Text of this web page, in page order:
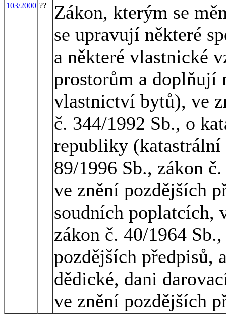
103/2000 ??
Zákon, kterým se
se upravují některé
a některé vlastnické
prostorům a doplňují
vlastnictví bytů), ve
č. 344/1992 Sb., o
republiky (katastrální
89/1996 Sb., zákon
ve znění pozdějších
soudních poplatcích,
zákon č. 40/1964
pozdějších předpisů,
dědické, dani
ve znění pozdějších